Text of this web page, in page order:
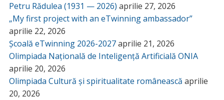
Petru Rădulea (1931 — 2026) aprilie 27, 2026
„My first project with an eTwinning ambassador”
aprilie 22, 2026
Școală eTwinning 2026-2027aprilie 21, 2026
Olimpiada Națională de Inteligență Artificială ONIA
aprilie 20, 2026
Olimpiada Cultură și spiritualitate românească aprilie
20, 2026